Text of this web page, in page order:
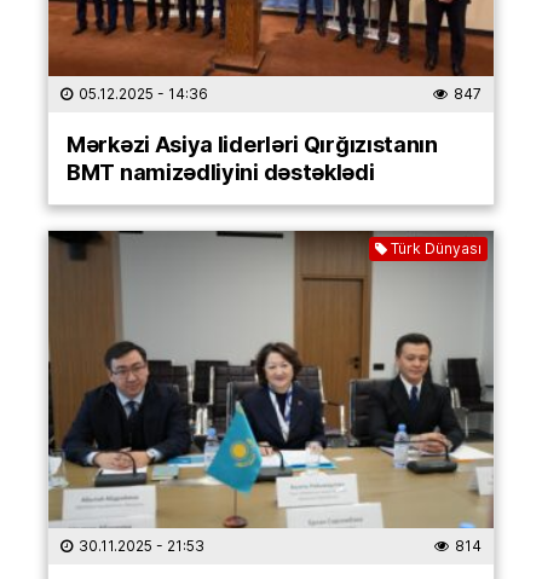
05.12.2025 - 14:36 847
Mərkəzi Asiya liderləri Qırğızıstanın
BMT namizədliyini dəstəklədi
Türk Dünyası
30.11.2025 - 21:53 814